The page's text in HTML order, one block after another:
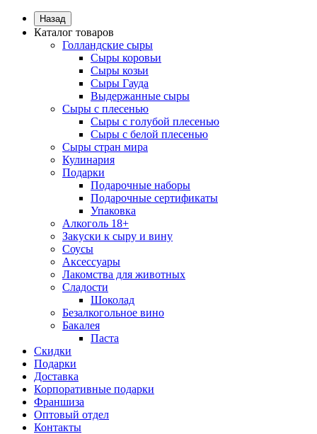
Назад
Каталог товаров
Голландские сыры
Сыры коровьи
Сыры козьи
Сыры Гауда
Выдержанные сыры
Сыры с плесенью
Сыры с голубой плесенью
Сыры с белой плесенью
Сыры стран мира
Кулинария
Подарки
Подарочные наборы
Подарочные сертификаты
Упаковка
Алкоголь 18+
Закуски к сыру и вину
Соусы
Аксессуары
Лакомства для животных
Сладости
Шоколад
Безалкогольное вино
Бакалея
Паста
Скидки
Подарки
Доставка
Корпоративные подарки
Франшиза
Оптовый отдел
Контакты